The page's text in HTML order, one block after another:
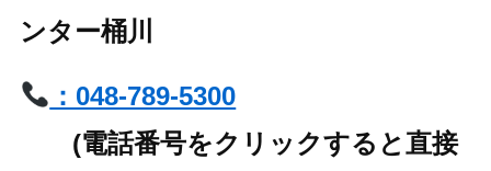
ンター桶川
：048-789-5300
(電話番号をクリックすると直接